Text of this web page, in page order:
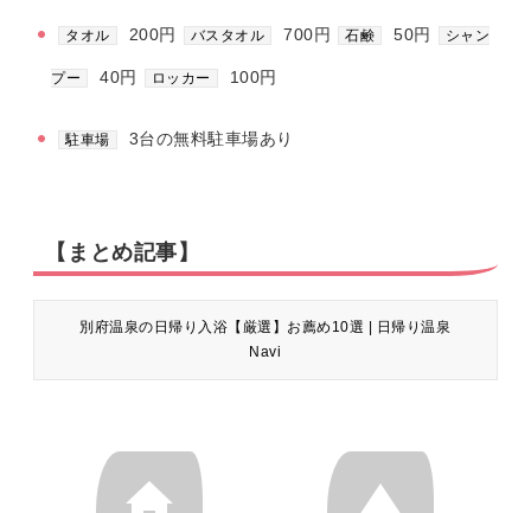
タオル 200円 バスタオル 700円 石鹸 50円 シャン
プー 40円 ロッカー 100円
駐車場 3台の無料駐車場あり
【まとめ記事】
別府温泉の日帰り入浴【厳選】お薦め10選 | 日帰り温泉
Navi